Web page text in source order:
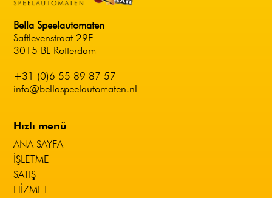
Bella Speelautomaten
Saftlevenstraat 29E
3015 BL Rotterdam
+31 (0)6 55 89 87 57
info@bellaspeelautomaten.nl
Hızlı menü
ANA SAYFA
İŞLETME
SATIŞ
HIZMET